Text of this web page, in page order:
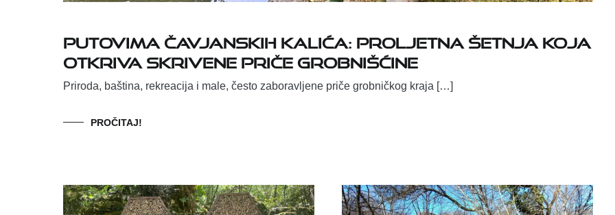
Putovima čavjanskih kalića: proljetna šetnja koja
otkriva skrivene priče Grobnišćine
Priroda, baština, rekreacija i male, često zaboravljene priče grobničkog kraja […]
PROČITAJ!